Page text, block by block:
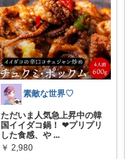
素敵な世界♡
ただいま人気急上昇中の韓
国イイダコ鍋！ ❤プリプリ
した食感、や ...
￥ 2,980